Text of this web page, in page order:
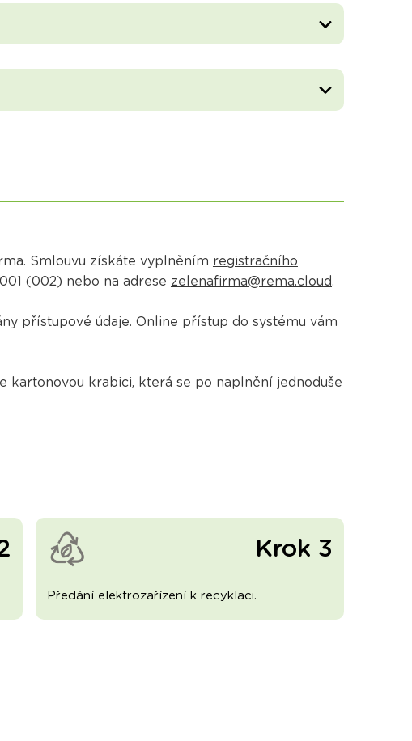
Smlouvu získáte vyplněním registračního
(002) nebo na adrese zelenafirma@rema.cloud.
přístupové údaje. Online přístup do systému vám
kartonovou krabici, která se po naplnění jednoduše
Krok 3
Předání elektrozařízení k recyklaci.